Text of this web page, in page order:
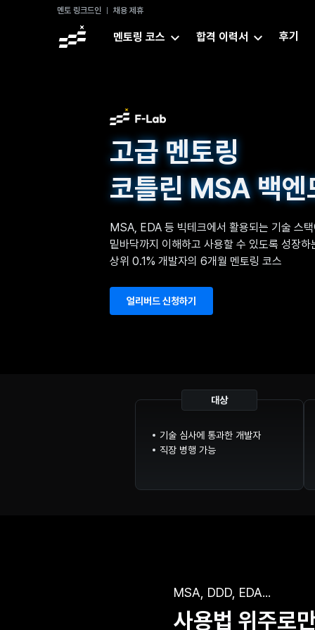
멘토 링크드인 채용 제휴
멘토링 코스 합격 이력서 후기
고급 멘토링
코틀린 MSA 백엔
MSA, EDA 등 빅테크에서 활용되는 기술 스
밑바닥까지 이해하고 사용할 수 있도록 성장하
상위 0.1% 개발자의 6개월 멘토링 코스
얼리버드 신청하기
대상
기술 심사에 통과한 개발자
직장 병행 가능
MSA, DDD, EDA...
사용법 위주로